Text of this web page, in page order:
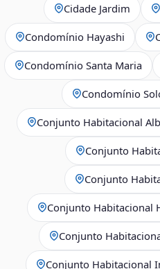
Cidade Jardim
Condomínio Hayashi
Condomínio Santa Maria
Condomínio
Conjunto Habitacional
Conjunto
Conjunto
Conjunto Habitacional
Conjunto
Conjunto Habitacional